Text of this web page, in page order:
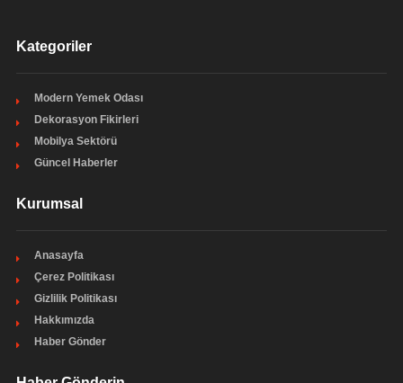
Kategoriler
Modern Yemek Odası
Dekorasyon Fikirleri
Mobilya Sektörü
Güncel Haberler
Kurumsal
Anasayfa
Çerez Politikası
Gizlilik Politikası
Hakkımızda
Haber Gönder